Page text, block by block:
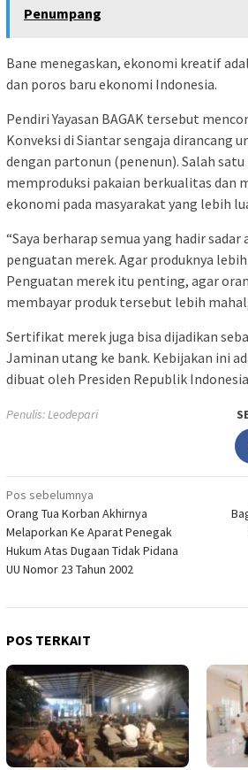
Penumpang
Bane menegaskan, ekonomi kreatif
dan poros baru ekonomi Indonesia.
Pendiri Yayasan BAGAK tersebut
Konveksi di Siantar sengaja dirancang
dengan partonun (penenun). Salah
memproduksi pakaian berkualitas dan
ekonomi pada masyarakat yang lebih
“Saya berharap semua yang hadir
penguatan merek. Agar produknya
Penguatan merek itu penting, agar
membayar produk tersebut lebih
Sertifikat merek juga bisa dijadikan
Jaminan utang ke bank. Kebijakan ini
dibuat oleh Presiden Republik
Penulis: Leodepari
Navigasi
pos
Pos sebelumnya
Orang Tua Korban Akhirnya
Melaporkan Ke Aparat Penegak
Hukum Atas Dugaan Tidak Pidana
UU Nomor 23 Tahun 2002
POS TERKAIT